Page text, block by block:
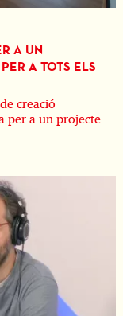
A UN
A TOTS ELS
creació
per a un projecte